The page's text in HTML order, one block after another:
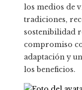
los medios de
tradiciones,
sostenibilidad
compromiso
adaptación y
los beneficios.